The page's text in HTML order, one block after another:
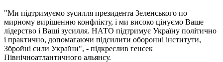
"Ми підтримуємо зусилля президента Зеленського по
мирному вирішенню конфлікту, і ми високо цінуємо Ваше
лідерство і Ваші зусилля. НАТО підтримує Україну політично
і практично, допомагаючи підсилити оборонні інститути,
Збройні сили України", - підкреслив генсек
Північноатлантичного альянсу.